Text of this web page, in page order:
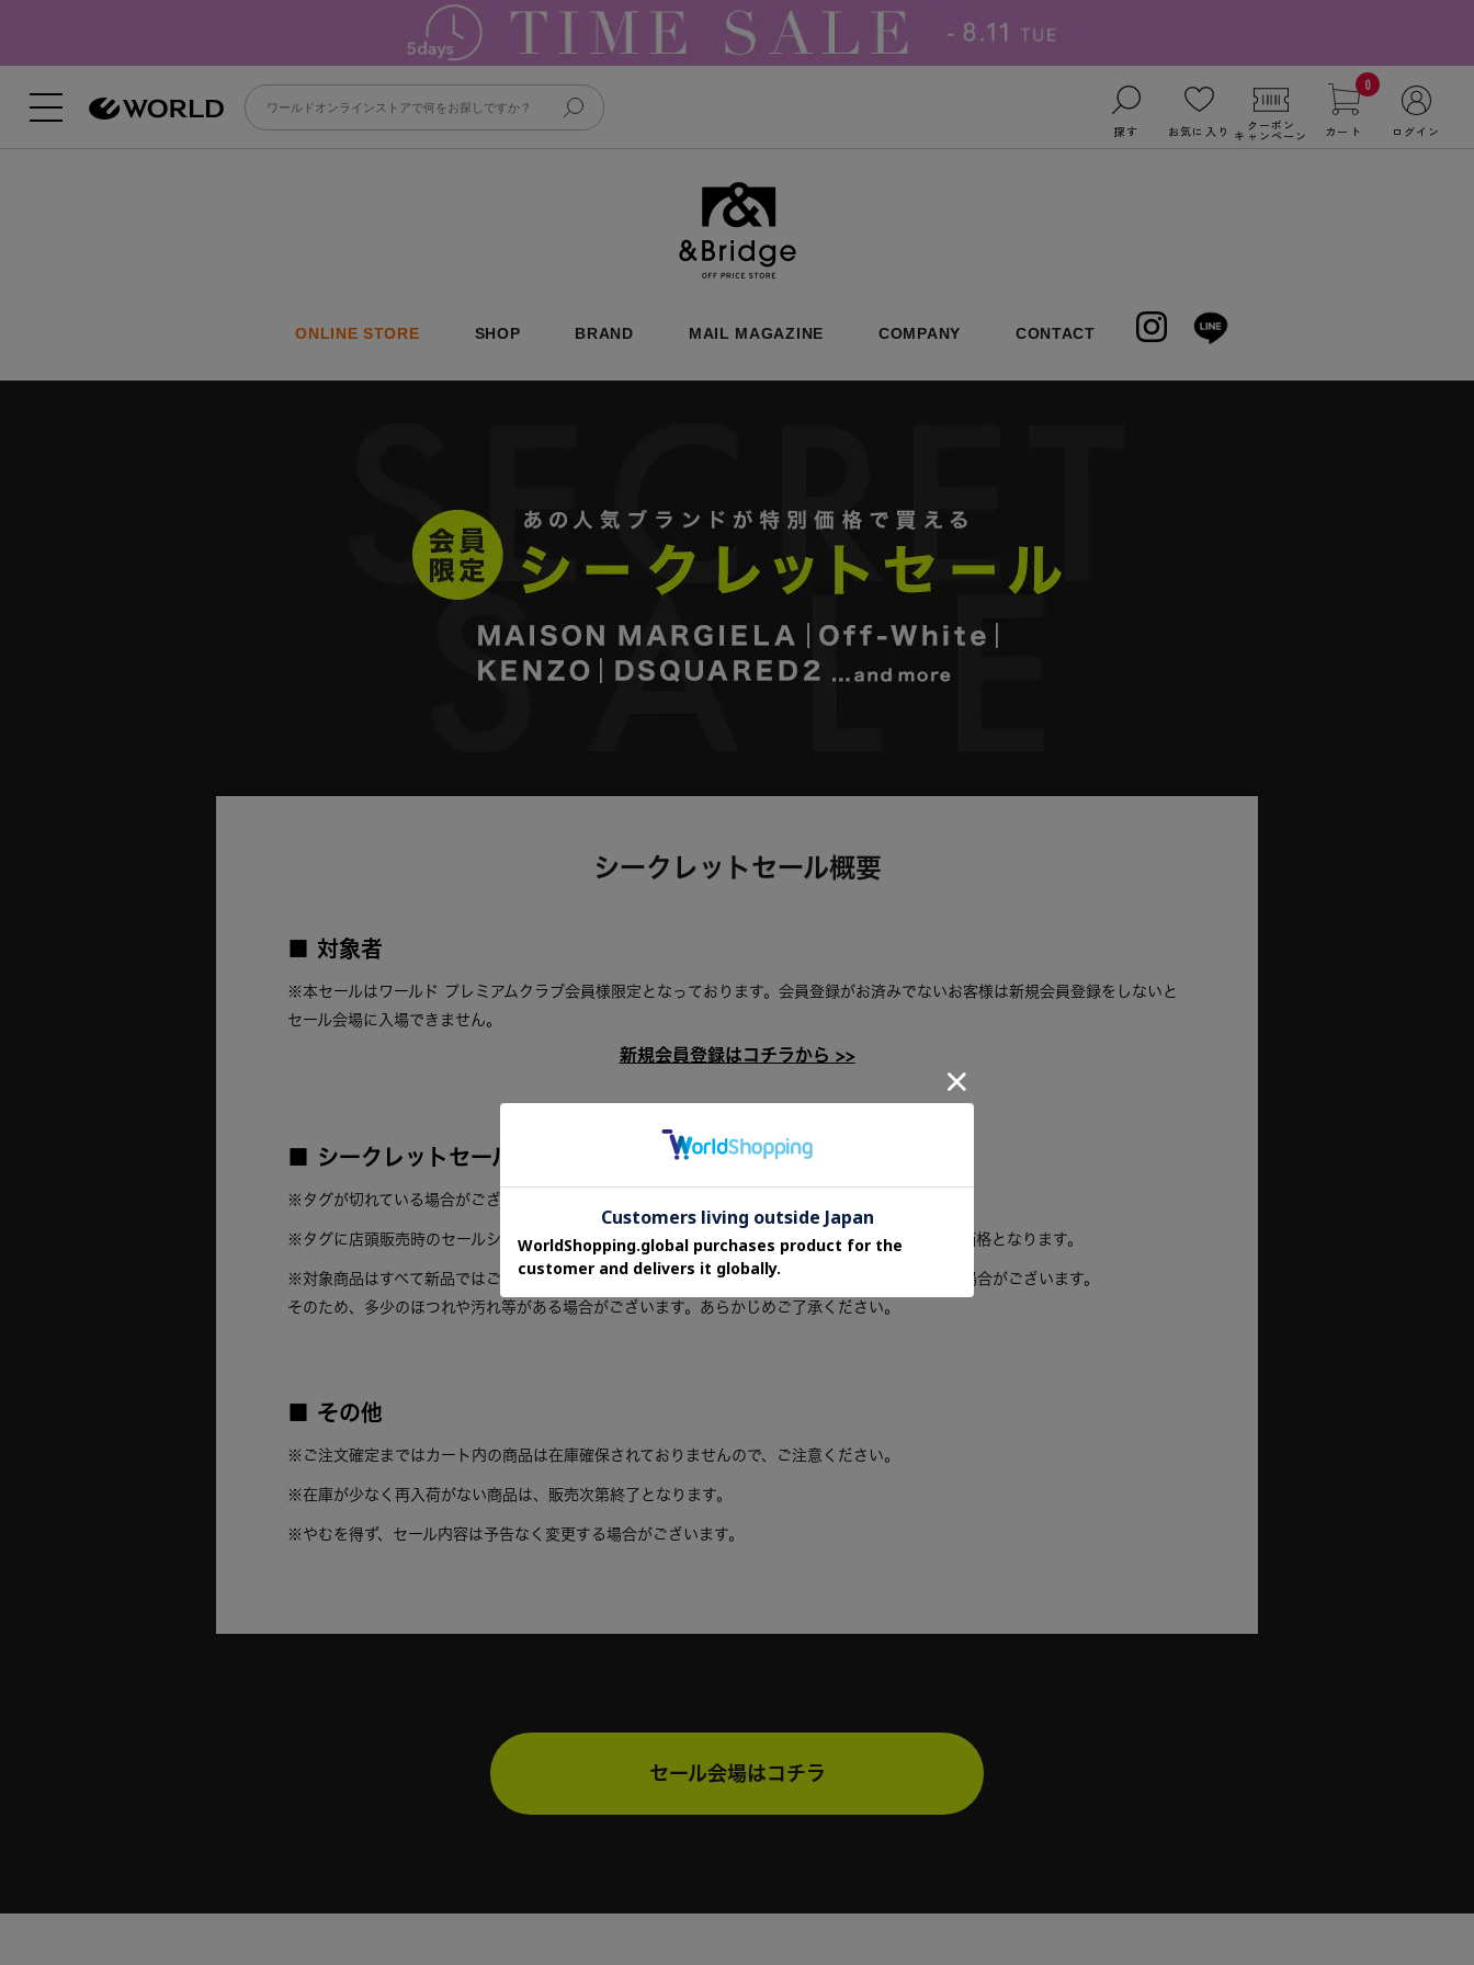
探す お気に入り クーポン
キャンペーン
0
カート ログイン
ONLINE STORE SHOP BRAND MAIL MAGAZINE COMPANY CONTACT
シークレットセール概要
対象者
※本セールはワールド プレミアムクラブ会員様限定となっております。会員登録がお済みでないお客様は新規会員登録をしないと
セール会場に入場できません。
新規会員登録はコチラから >>
シークレットセール商品について
※タグが切れている場合がございます。
※タグに店頭販売時のセールシールが貼ってある場合がございますが、販売価格は本サイト表記の価格となります。
※対象商品はすべて新品ではございますが、商品によっては店頭での展示販売商品なども含まれる場合がございます。
そのため、多少のほつれや汚れ等がある場合がございます。あらかじめご了承ください。
その他
※ご注文確定まではカート内の商品は在庫確保されておりませんので、ご注意ください。
※在庫が少なく再入荷がない商品は、販売次第終了となります。
※やむを得ず、セール内容は予告なく変更する場合がございます。
セール会場はコチラ